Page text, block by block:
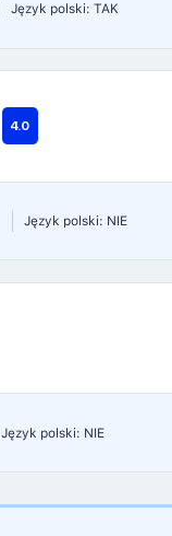
Język polski: TAK
4.0
Język polski: NIE
Język polski: NIE